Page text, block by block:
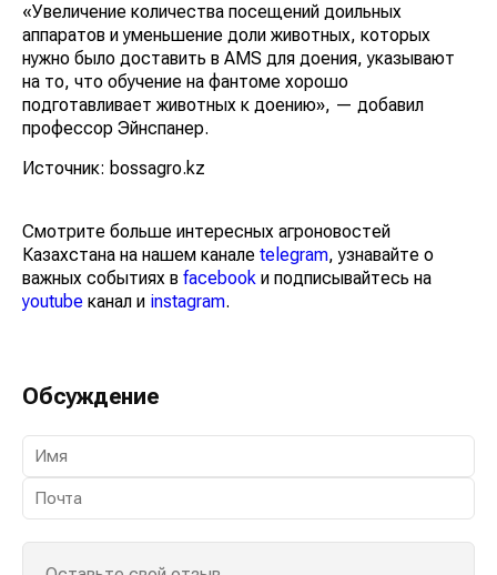
«Увеличение количества посещений доильных
аппаратов и уменьшение доли животных, которых
нужно было доставить в AMS для доения, указывают
на то, что обучение на фантоме хорошо
подготавливает животных к доению», — добавил
профессор Эйнспанер.
Источник: bossagro.kz
Смотрите больше интересных агроновостей
Казахстана на нашем канале telegram, узнавайте о
важных событиях в facebook и подписывайтесь на
youtube канал и instagram.
Обсуждение